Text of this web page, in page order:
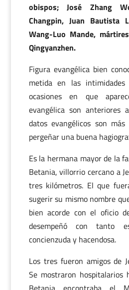
obispos; José Zhang
Changpin, Juan Bautista
Wang-Luo Mande,
Qingyanzhen.
Figura evangélica bien
metida en las intimidades
ocasiones en que
evangélica son anteriores
datos evangélicos son
pergeñar una buena
Es la hermana mayor de la
Betania, villorrio cercano a
tres kilómetros. El que
sugerir su mismo nombre
bien acorde con el oficio
desempeñó con tanto
concienzuda y hacendosa.
Los tres fueron amigos de
Se mostraron hospitalarios